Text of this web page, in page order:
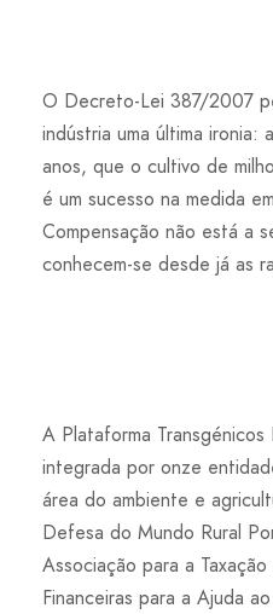
O Decreto-Lei 387/2007
indústria uma última
anos, que o cultivo de
é um sucesso na medida
Compensação não está a
conhecem-se desde já as
A Plataforma
integrada por onze
área do ambiente e
Defesa do Mundo Rural
Associação para a
Financeiras para a Ajuda